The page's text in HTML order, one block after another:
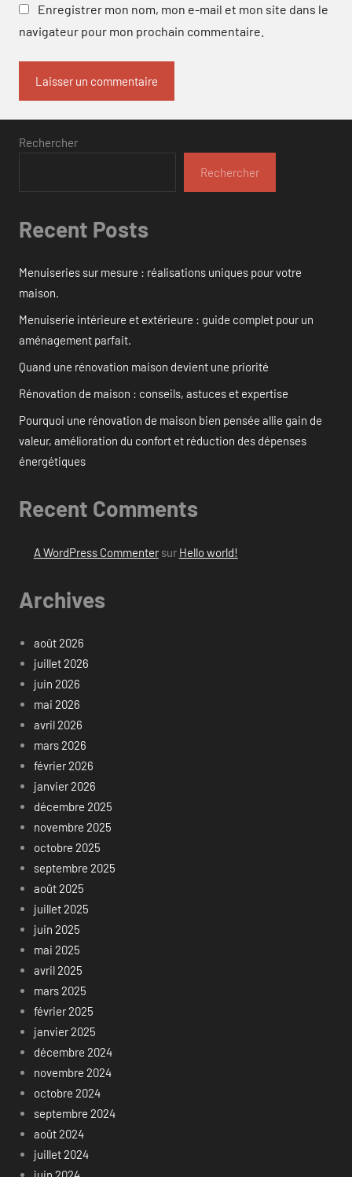
Enregistrer mon nom, mon e-mail et mon site dans le
navigateur pour mon prochain commentaire.
Rechercher
Rechercher
Recent Posts
Menuiseries sur mesure : réalisations uniques pour votre
maison.
Menuiserie intérieure et extérieure : guide complet pour un
aménagement parfait.
Quand une rénovation maison devient une priorité
Rénovation de maison : conseils, astuces et expertise
Pourquoi une rénovation de maison bien pensée allie gain de
valeur, amélioration du confort et réduction des dépenses
énergétiques
Recent Comments
A WordPress Commentersur Hello world!
Archives
août 2026
juillet 2026
juin 2026
mai 2026
avril 2026
mars 2026
février 2026
janvier 2026
décembre 2025
novembre 2025
octobre 2025
septembre 2025
août 2025
juillet 2025
juin 2025
mai 2025
avril 2025
mars 2025
février 2025
janvier 2025
décembre 2024
novembre 2024
octobre 2024
septembre 2024
août 2024
juillet 2024